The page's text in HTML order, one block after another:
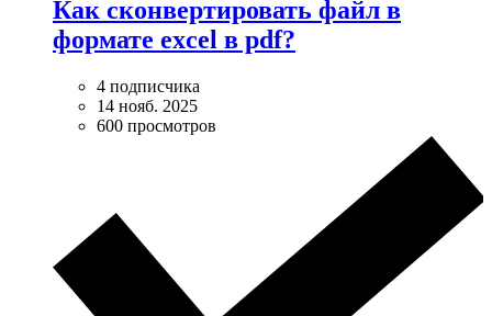
Как сконвертировать файл в
формате excel в pdf?
4 подписчика
14 нояб. 2025
600 просмотров